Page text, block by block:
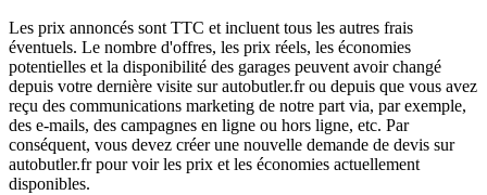
Les prix annoncés sont TTC et incluent tous les autres frais
éventuels. Le nombre d'offres, les prix réels, les économies
potentielles et la disponibilité des garages peuvent avoir changé
depuis votre dernière visite sur autobutler.fr ou depuis que vous avez
reçu des communications marketing de notre part via, par exemple,
des e-mails, des campagnes en ligne ou hors ligne, etc. Par
conséquent, vous devez créer une nouvelle demande de devis sur
autobutler.fr pour voir les prix et les économies actuellement
disponibles.